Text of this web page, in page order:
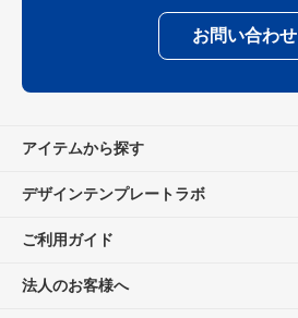
お問い合わせ
アイテムから探す
デザインテンプレートラボ
ご利用ガイド
法人のお客様へ